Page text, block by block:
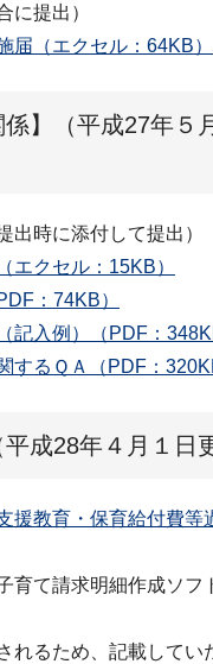
に提出）
届（エクセル：64KB）
係】（平成27年５
出時に添付して提出）
エクセル：15KB）
：74KB）
記入例）（PDF：
するＱＡ（PDF：
平成28年４月１日
援教育・保育給付費等
育て請求明細作成ソフ
れるため、記載してい